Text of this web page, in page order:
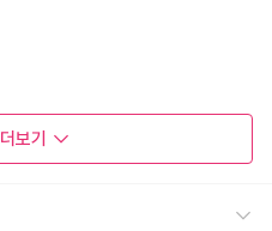
더보기